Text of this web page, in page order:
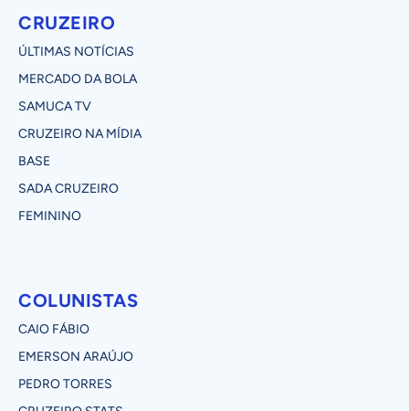
CRUZEIRO
ÚLTIMAS NOTÍCIAS
MERCADO DA BOLA
SAMUCA TV
CRUZEIRO NA MÍDIA
BASE
SADA CRUZEIRO
FEMININO
COLUNISTAS
CAIO FÁBIO
EMERSON ARAÚJO
PEDRO TORRES